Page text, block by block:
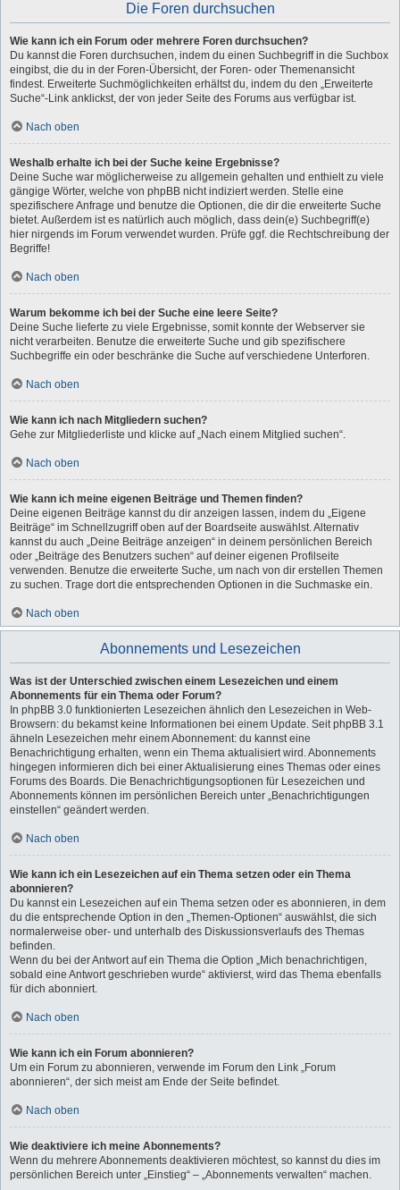
Die Foren durchsuchen
Wie kann ich ein Forum oder mehrere Foren durchsuchen?
Du kannst die Foren durchsuchen, indem du einen Suchbegriff in die Suchbox
eingibst, die du in der Foren-Übersicht, der Foren- oder Themenansicht
findest. Erweiterte Suchmöglichkeiten erhältst du, indem du den „Erweiterte
Suche“-Link anklickst, der von jeder Seite des Forums aus verfügbar ist.
Nach oben
Weshalb erhalte ich bei der Suche keine Ergebnisse?
Deine Suche war möglicherweise zu allgemein gehalten und enthielt zu viele
gängige Wörter, welche von phpBB nicht indiziert werden. Stelle eine
spezifischere Anfrage und benutze die Optionen, die dir die erweiterte Suche
bietet. Außerdem ist es natürlich auch möglich, dass dein(e) Suchbegriff(e)
hier nirgends im Forum verwendet wurden. Prüfe ggf. die Rechtschreibung der
Begriffe!
Nach oben
Warum bekomme ich bei der Suche eine leere Seite?
Deine Suche lieferte zu viele Ergebnisse, somit konnte der Webserver sie
nicht verarbeiten. Benutze die erweiterte Suche und gib spezifischere
Suchbegriffe ein oder beschränke die Suche auf verschiedene Unterforen.
Nach oben
Wie kann ich nach Mitgliedern suchen?
Gehe zur Mitgliederliste und klicke auf „Nach einem Mitglied suchen“.
Nach oben
Wie kann ich meine eigenen Beiträge und Themen finden?
Deine eigenen Beiträge kannst du dir anzeigen lassen, indem du „Eigene
Beiträge“ im Schnellzugriff oben auf der Boardseite auswählst. Alternativ
kannst du auch „Deine Beiträge anzeigen“ in deinem persönlichen Bereich
oder „Beiträge des Benutzers suchen“ auf deiner eigenen Profilseite
verwenden. Benutze die erweiterte Suche, um nach von dir erstellen Themen
zu suchen. Trage dort die entsprechenden Optionen in die Suchmaske ein.
Nach oben
Abonnements und Lesezeichen
Was ist der Unterschied zwischen einem Lesezeichen und einem
Abonnements für ein Thema oder Forum?
In phpBB 3.0 funktionierten Lesezeichen ähnlich den Lesezeichen in Web-
Browsern: du bekamst keine Informationen bei einem Update. Seit phpBB 3.1
ähneln Lesezeichen mehr einem Abonnement: du kannst eine
Benachrichtigung erhalten, wenn ein Thema aktualisiert wird. Abonnements
hingegen informieren dich bei einer Aktualisierung eines Themas oder eines
Forums des Boards. Die Benachrichtigungsoptionen für Lesezeichen und
Abonnements können im persönlichen Bereich unter „Benachrichtigungen
einstellen“ geändert werden.
Nach oben
Wie kann ich ein Lesezeichen auf ein Thema setzen oder ein Thema
abonnieren?
Du kannst ein Lesezeichen auf ein Thema setzen oder es abonnieren, in dem
du die entsprechende Option in den „Themen-Optionen“ auswählst, die sich
normalerweise ober- und unterhalb des Diskussionsverlaufs des Themas
befinden.
Wenn du bei der Antwort auf ein Thema die Option „Mich benachrichtigen,
sobald eine Antwort geschrieben wurde“ aktivierst, wird das Thema ebenfalls
für dich abonniert.
Nach oben
Wie kann ich ein Forum abonnieren?
Um ein Forum zu abonnieren, verwende im Forum den Link „Forum
abonnieren“, der sich meist am Ende der Seite befindet.
Nach oben
Wie deaktiviere ich meine Abonnements?
Wenn du mehrere Abonnements deaktivieren möchtest, so kannst du dies im
persönlichen Bereich unter „Einstieg“ – „Abonnements verwalten“ machen.